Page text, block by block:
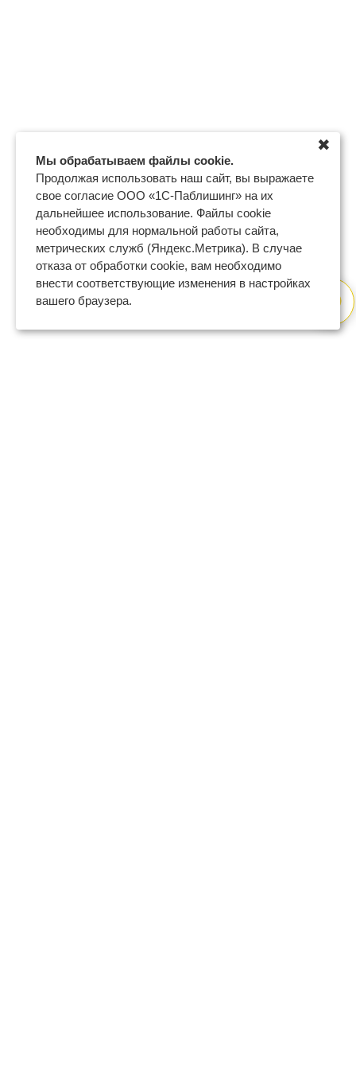
Мы обрабатываем файлы cookie.
Продолжая использовать наш сайт, вы выражаете
свое согласие ООО «1С-Паблишинг» на их
дальнейшее использование. Файлы cookie
необходимы для нормальной работы сайта,
метрических служб (Яндекс.Метрика). В случае
отказа от обработки cookie, вам необходимо
внести соответствующие изменения в настройках
вашего браузера.
✖